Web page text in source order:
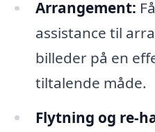
Arrangement:
assistance til
billeder på en
tiltalende måde.
Flytning og re-